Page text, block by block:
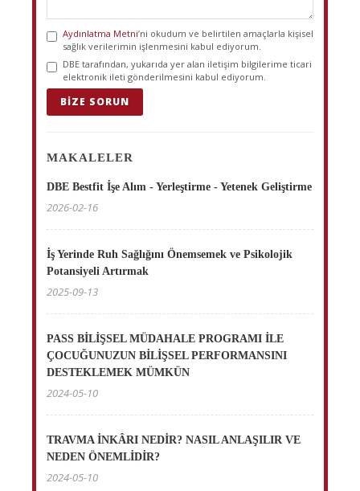
Aydınlatma Metni’ni okudum ve belirtilen amaçlarla kişisel
sağlık verilerimin işlenmesini kabul ediyorum.
DBE tarafından, yukarıda yer alan iletişim bilgilerime ticari
elektronik ileti gönderilmesini kabul ediyorum.
BIZE SORUN
MAKALELER
DBE Bestfit İşe Alım - Yerleştirme - Yetenek Geliştirme
2026-02-16
İş Yerinde Ruh Sağlığını Önemsemek ve Psikolojik
Potansiyeli Artırmak
2025-09-13
PASS BİLİŞSEL MÜDAHALE PROGRAMI İLE
ÇOCUĞUNUZUN BİLİŞSEL PERFORMANSINI
DESTEKLEMEK MÜMKÜN
2024-05-10
TRAVMA İNKÂRI NEDİR? NASIL ANLAŞILIR VE
NEDEN ÖNEMLİDİR?
2024-05-10